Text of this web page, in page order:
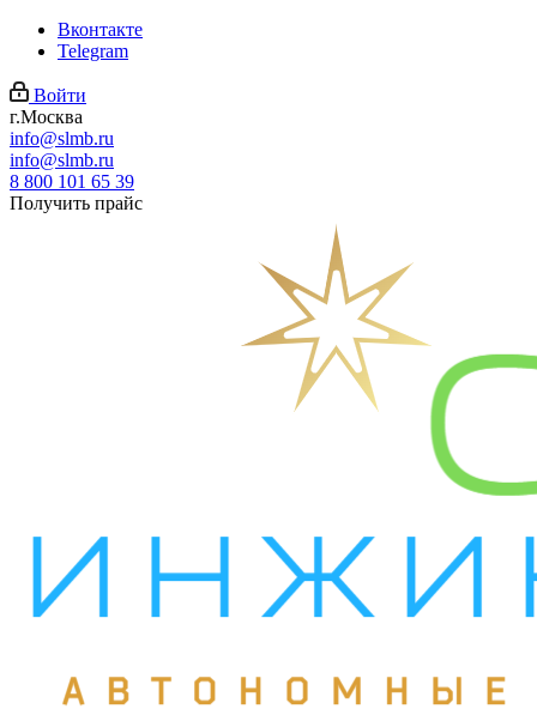
Вконтакте
Telegram
Войти
г.Москва
info@slmb.ru
info@slmb.ru
8 800 101 65 39
Получить прайс